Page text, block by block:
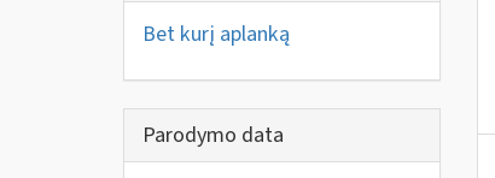
Bet kurį aplanką
Parodymo data